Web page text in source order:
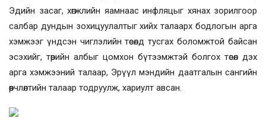
Эдийн засаг, хөгжлийн яамнаас инфляцыг хянах зорилгоор
салбар дундын зохицуулалтыг хийх талаарх бодлогын арга
хэмжээг үндсэн чиглэлийн төсөлд тусгах боломжтой байсан
эсэхийг, төрийн албыг цомхон бүтээмжтэй болгох төсөл дэх
арга хэмжээний талаар, Эрүүл мэндийн даатгалын сангийн
өөрчлөлтийн талаар тодруулж, хариулт авсан.